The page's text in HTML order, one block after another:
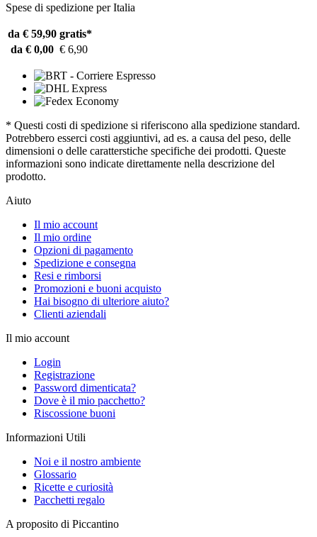
Spese di spedizione per Italia
da € 59,90 gratis*
da € 0,00 € 6,90
* Questi costi di spedizione si riferiscono alla spedizione standard.
Potrebbero esserci costi aggiuntivi, ad es. a causa del peso, delle
dimensioni o delle caratterstiche specifiche dei prodotti. Queste
informazioni sono indicate direttamente nella descrizione del
prodotto.
Aiuto
Il mio account
Il mio ordine
Opzioni di pagamento
Spedizione e consegna
Resi e rimborsi
Promozioni e buoni acquisto
Hai bisogno di ulteriore aiuto?
Clienti aziendali
Il mio account
Login
Registrazione
Password dimenticata?
Dove è il mio pacchetto?
Riscossione buoni
Informazioni Utili
Noi e il nostro ambiente
Glossario
Ricette e curiosità
Pacchetti regalo
A proposito di Piccantino